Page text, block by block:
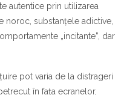
autentice prin utilizarea
noroc, substanțele adictive,
„incitante”, dar
pot varia de la distrageri
în fața ecranelor,